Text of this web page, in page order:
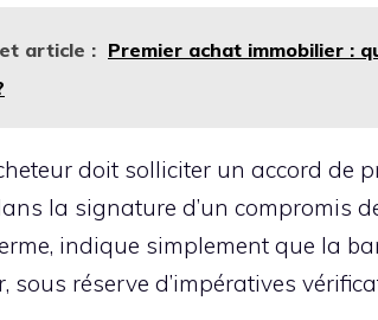
article : Premier achat immobilier :
doit solliciter un accord
la signature d’un compromis
indique simplement que la
sous réserve d’impératives